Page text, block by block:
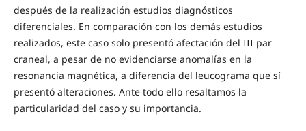
después de la realización estudios diagnósticos
diferenciales. En comparación con los demás estudios
realizados, este caso solo presentó afectación del III par
craneal, a pesar de no evidenciarse anomalías en la
resonancia magnética, a diferencia del leucograma que sí
presentó alteraciones. Ante todo ello resaltamos la
particularidad del caso y su importancia.